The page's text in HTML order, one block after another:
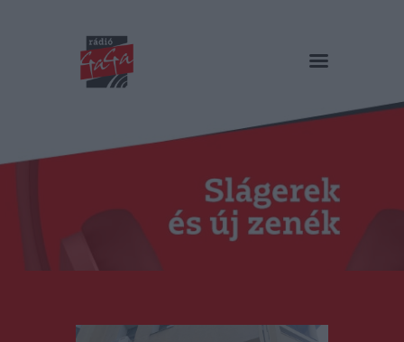
RÁDIÓ GAGA
Műsorok
Duma Duba
Podcast és videók
Stáb
Kapcsolat